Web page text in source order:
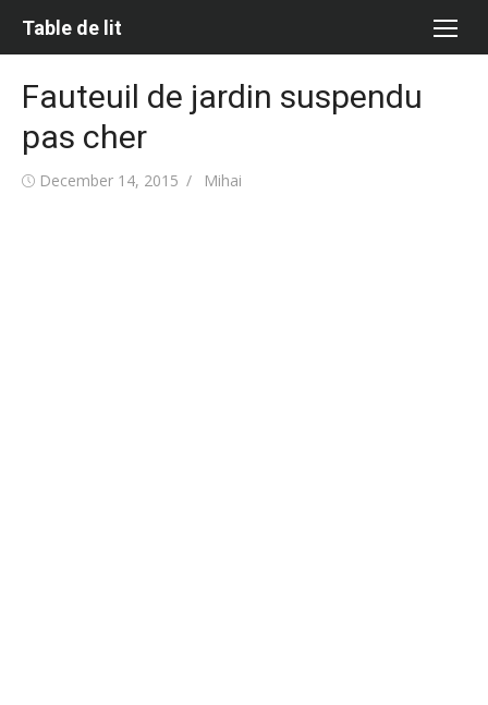
Table de lit
Fauteuil de jardin suspendu
pas cher
Posted
December 14, 2015 Author
Mihai